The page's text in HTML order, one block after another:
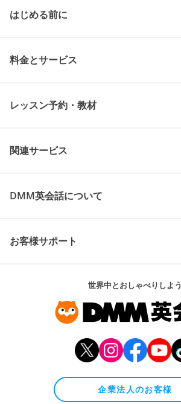
はじめる前に
料金とサービス
レッスン予約・教材
関連サービス
DMM英会話について
お客様サポート
世界中とおしゃべりしよう
企業法人のお客様